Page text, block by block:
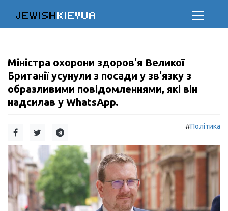
JEWISHKIEVUA
Міністра охорони здоров'я Великої
Британії усунули з посади у зв'язку з
образливими повідомленнями, які він
надсилав у WhatsApp.
#Політика